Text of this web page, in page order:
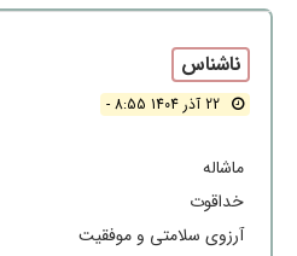
ناشناس
22 آذر 1404 8:55 -
ماشاله
خداقوت
آرزوی سلامتی و موفقیت